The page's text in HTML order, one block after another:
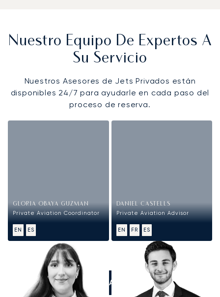
Nuestro Equipo De Expertos A
Su Servicio
Nuestros Asesores de Jets Privados están
disponibles 24/7 para ayudarle en cada paso del
proceso de reserva.
GLORIA OBAYA GUZMAN
Private Aviation Coordinator
EN ES
DANIEL CASTELLS
Private Aviation Advisor
EN FR ES
LLÁMANOS